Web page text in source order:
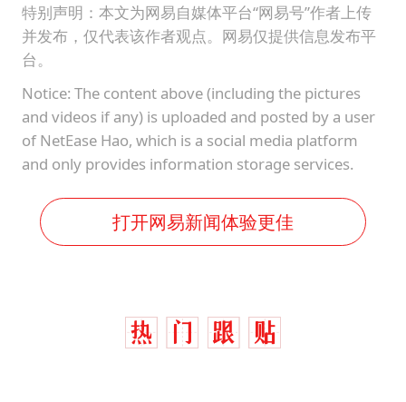
特别声明：本文为网易自媒体平台“网易号”作者上传
并发布，仅代表该作者观点。网易仅提供信息发布平
台。
Notice: The content above (including the pictures
and videos if any) is uploaded and posted by a user
of NetEase Hao, which is a social media platform
and only provides information storage services.
打开网易新闻体验更佳